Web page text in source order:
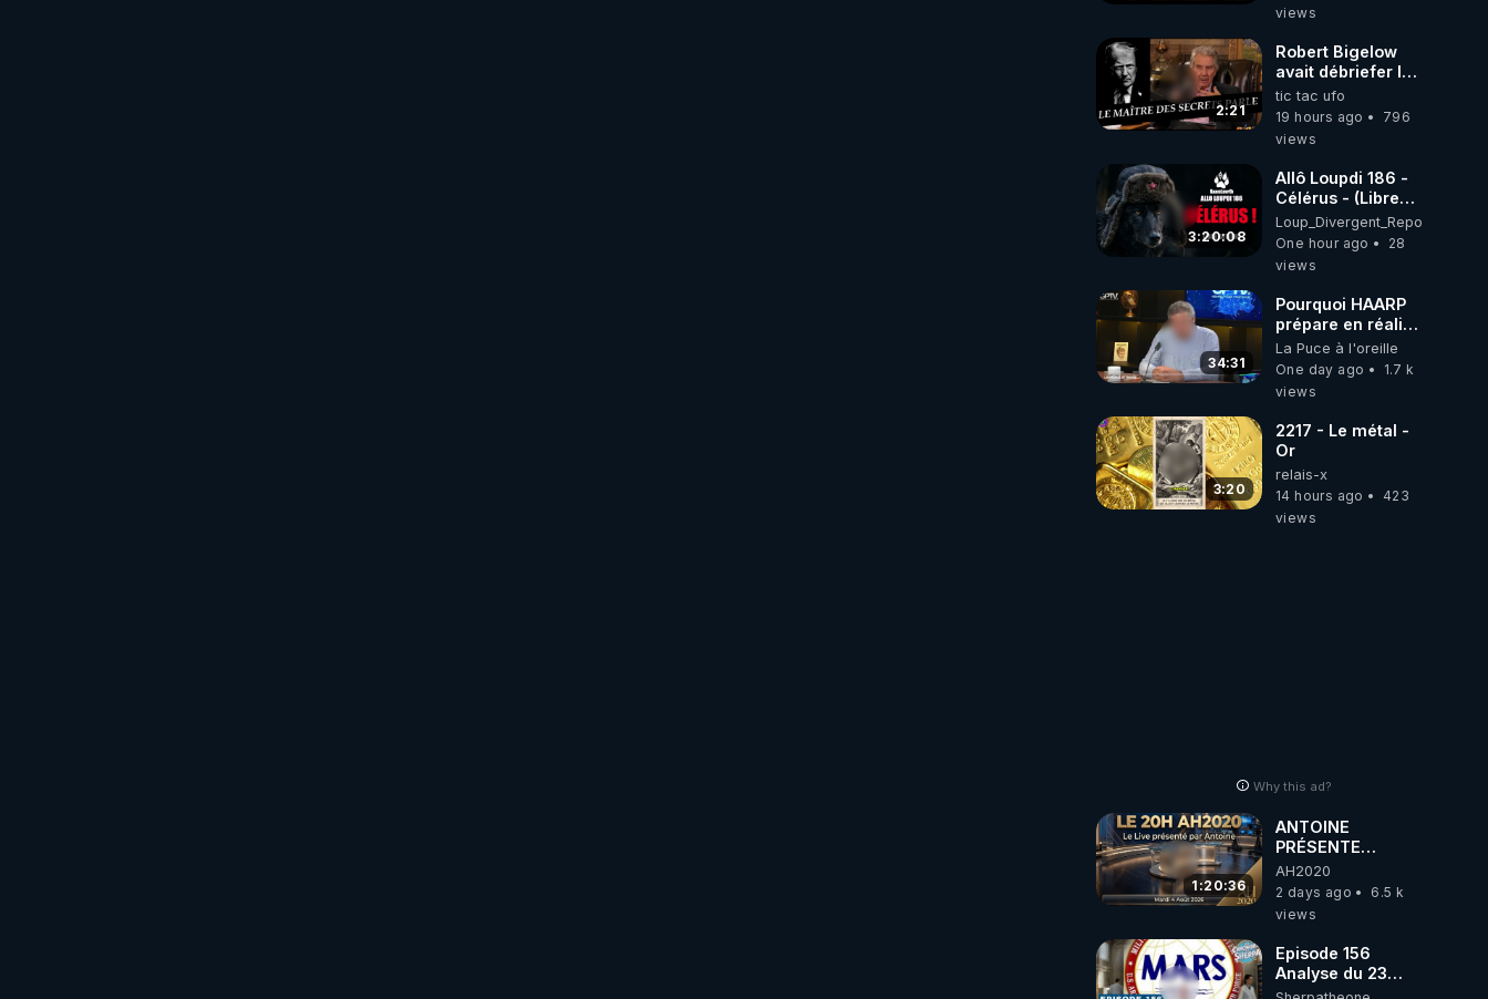
views
2:21
Robert Bigelow
avait débriefer le
pédophile
génocidaire de
donald j trump
tic tac ufo
19 hours ago
796
views
3:20:08
Allô Loupdi 186 -
Célérus - (Libre
Antenne) - Loup
Divergent
2026.08.06
Loup_Divergent_Reposts
One hour ago
28
views
34:31
Pourquoi HAARP
prépare en réalité
un CHAOS
climatique, on
répond
La Puce à l'oreille
One day ago
1.7 k
views
3:20
2217 - Le métal -
Or
relais-x
14 hours ago
423
views
Why this ad?
1:20:36
ANTOINE
PRÉSENTE
AH2020 LE LIVE
20H ***DU
04/08/2026***
RÉVEIL EST EN
MARCHE 📷
AH2020
2 days ago
6.5 k
views
Episode 156
Analyse du 23
février 2025 Elon